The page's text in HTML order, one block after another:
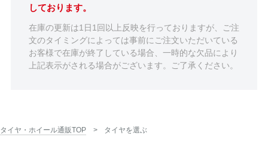
しております。
在庫の更新は1日1回以上反映を行っておりますが、ご注
文のタイミングによっては事前にご注文いただいている
お客様で在庫が終了している場合、一時的な欠品により
上記表示がされる場合がございます。ご了承ください。
タイヤ・ホイール通販TOP タイヤを選ぶ